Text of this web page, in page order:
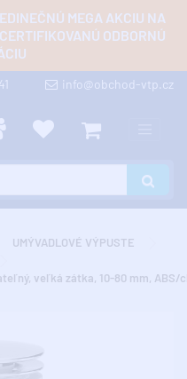
MEGA AKCIU NA
ODBORNÚ
info@obchod-vtp.cz
UMÝVADLOVÉ VÝPUSTE
veľká zátka, 10-80 mm, ABS/